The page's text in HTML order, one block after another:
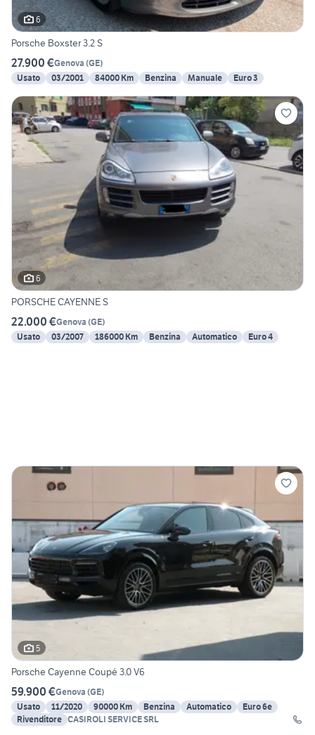
6
Porsche Boxster 3.2 S
27.900 €Genova (GE)
Usato
03/2001 84000 Km Benzina Manuale Euro 3
6
PORSCHE CAYENNE S
22.000 €Genova (GE)
Usato
03/2007 186000 Km Benzina Automatico Euro 4
5
Porsche Cayenne Coupé 3.0 V6
59.900 €Genova (GE)
Usato
11/2020 90000 Km Benzina Automatico
Euro 6e
Rivenditore CASIROLI SERVICE SRL